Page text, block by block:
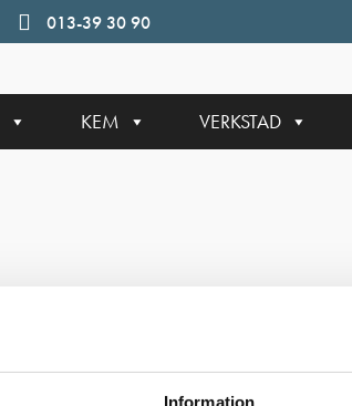
Information
013-39 30 90
KEM VERKSTAD